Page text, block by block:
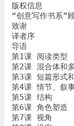
版权信息
“创意写作书系”
致谢
译者序
导语
第1课 阅读类型
第2课 混合体和
第3课 短篇形式
第4课 情节、叙
第5课 结构
第6课 角色塑造
第7课 视角